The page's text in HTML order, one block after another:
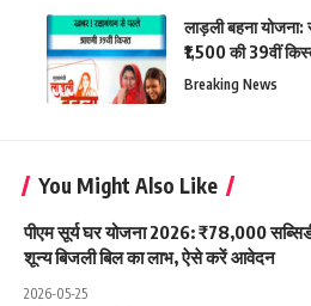
लाड़ली बहना
₹1,500 की 39वीं
Breaking News
You Might Also Like
पीएम सूर्य घर योजना 2026: ₹78,000
शून्य बिजली बिल का लाभ, ऐसे करें आवेदन
2026-05-25